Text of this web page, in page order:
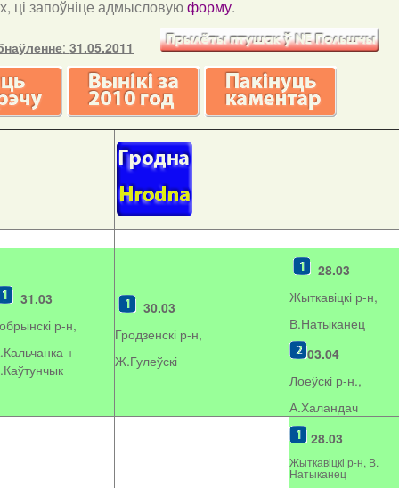
ці запоўніце адмысловуюформу.
:31.05.2011
31.03
р-н,
+
30.03
Гродзенскі р-н,
Ж.Гулеўскі
28.03
Жыткавіцкі р-н,
В.Натыканец
03.04
Лоеўскі р-н.,
А.Халандач
28.03
Жыткавіцкі р-н, В.
Натыканец